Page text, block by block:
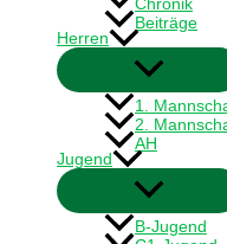
Beiträge
Herren
1.
2.
AH
Jugend
B-Jugend